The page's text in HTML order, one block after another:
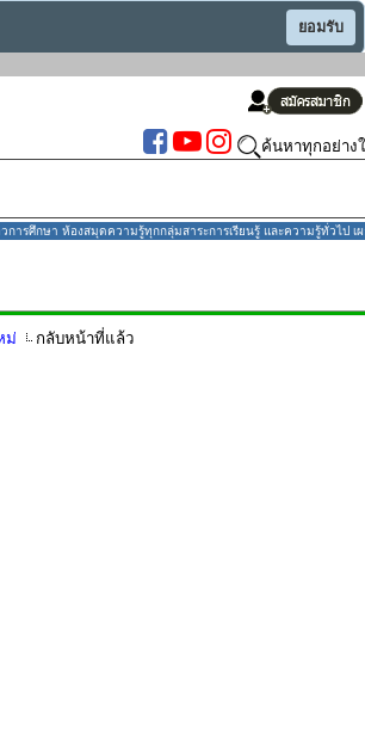
ยอมรับ
ค้นหาทุกอย่าง
ารศึกษา ห้องสมุดความรู้ทุกกลุ่มสาระการเรียนรู้ และความรู้ทั่วไป เ
ม่ กลับหน้าที่แล้ว